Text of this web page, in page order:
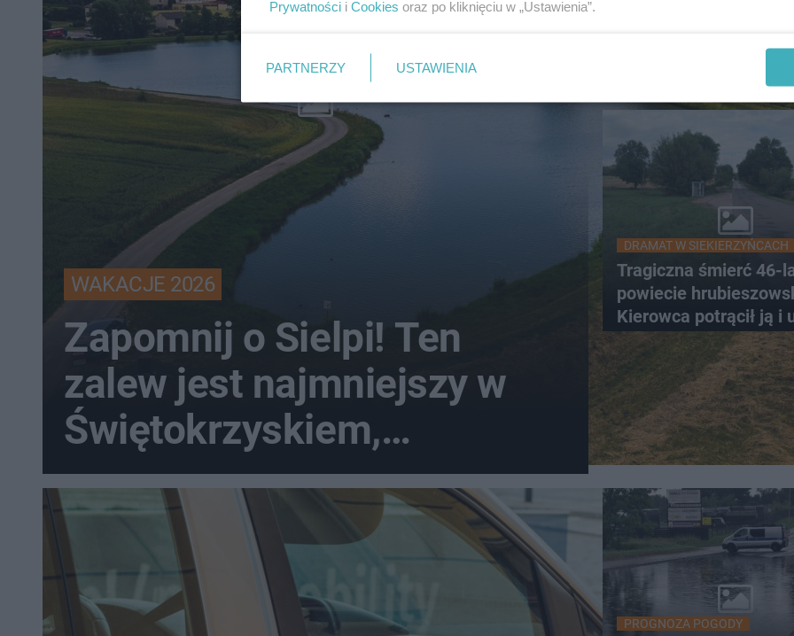
WAKACJE 2026
Zapomnij o Sielpi! Ten
zalew jest najmniejszy w
Świętokrzyskiem,
kameralny i bez tłumów
DRAMAT W SIEKIERZYŃCACH
Tragiczna śmierć 46-
powiecie
Kierowca potrącił ją i
PROGNOZA POGODY
Prywatności i Cookies oraz po kliknięciu w „Ustawienia”.
PARTNERZY USTAWIENIA